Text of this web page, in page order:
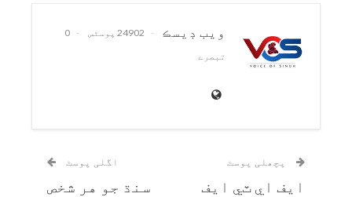
ويب ڊيسڪ 24902 پوسٹس
0
تبصرے
پچھلی پوسٹ
ايف اي ٽي ايف
اگلی پوسٹ
سنڌ جو هر شخص